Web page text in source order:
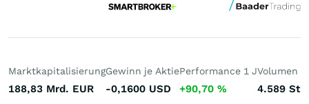
Marktkapitalisierung
188,83 Mrd. EUR
Gewinn je Aktie
-0,1600 USD
Performance 1 J
+90,70 %
Volumen
4.589 St.